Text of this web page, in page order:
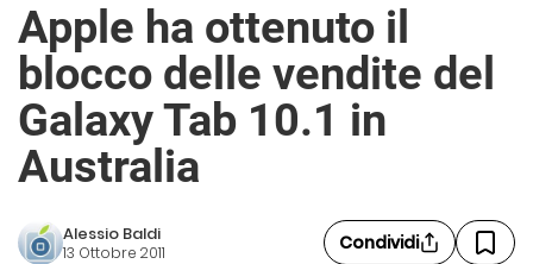
Apple ha ottenuto il
blocco delle vendite del
Galaxy Tab 10.1 in
Australia
Alessio Baldi
13 Ottobre 2011 Condividi